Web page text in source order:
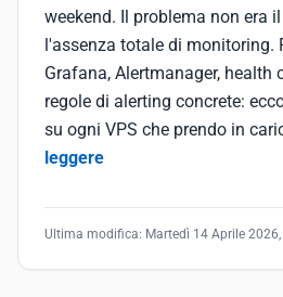
weekend. Il problema non era
l'assenza totale di monitoring.
Grafana, Alertmanager, health
regole di alerting concrete:
su ogni VPS che prendo in
leggere
Ultima modifica: Martedì 14 Aprile